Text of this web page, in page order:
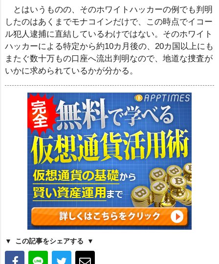
とはいうものの、そのホワイトハッカーの例でも判明
したのはあくまでモナコインだけで、この時点でイコー
ル犯人逮捕に直結しているわけではない。そのホワイト
ハッカーによる特定から約10カ月後の、20カ国以上にも
またぐ数十万もの口座へ流出判明なので、地道な捜査が
いかに求められているかが分かる。
この記事をシェアする